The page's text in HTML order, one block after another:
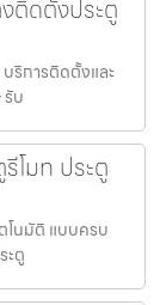
ติดตั้งประตู
ริการติดตั้งและ
บ
โมท ประตู
โนมัติ แบบครบ
ะตู